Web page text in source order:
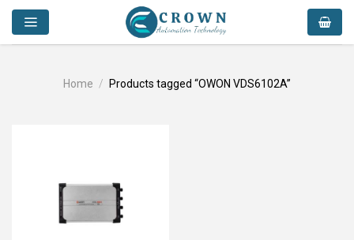
Skip
content
Home / Products tagged “OWON VDS6102A”